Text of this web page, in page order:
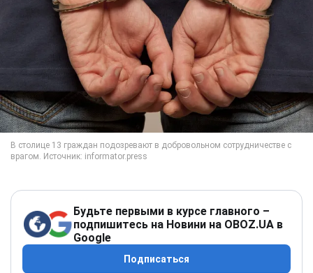
Будьте первыми в курсе главного –
подпишитесь на Новини на OBOZ.UA в
Google
Подписаться